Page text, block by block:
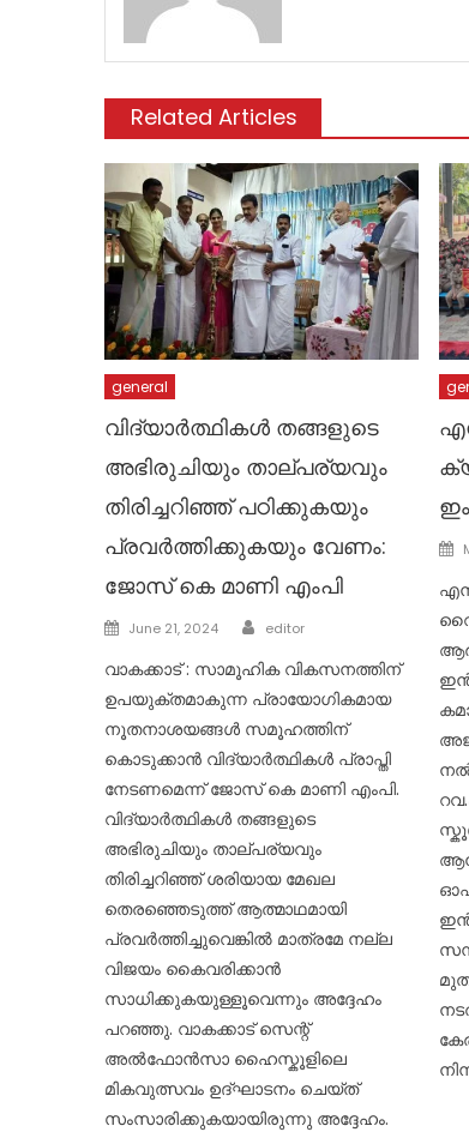
Related Articles
general
വിദ്യാർത്ഥികൾ തങ്ങളുടെ
അഭിരുചിയും താല്പര്യവും
തിരിച്ചറിഞ്ഞ് പഠിക്കുകയും
പ്രവർത്തിക്കുകയും വേണം:
ജോസ് കെ മാണി എംപി
Posted
June 21, 2024 Author
editor
വാകക്കാട് : സാമൂഹിക വികസനത്തിന്
ഉപയുക്തമാകുന്ന പ്രായോഗികമായ
നൂതനാശയങ്ങൾ സമൂഹത്തിന്
കൊടുക്കാൻ വിദ്യാർത്ഥികൾ പ്രാപ്തി
നേടണമെന്ന് ജോസ് കെ മാണി എംപി.
വിദ്യാർത്ഥികൾ തങ്ങളുടെ
അഭിരുചിയും താല്പര്യവും
തിരിച്ചറിഞ്ഞ് ശരിയായ മേഖല
തെരഞ്ഞെടുത്ത് ആത്മാഥമായി
പ്രവർത്തിച്ചുവെങ്കിൽ മാത്രമേ നല്ല
വിജയം കൈവരിക്കാൻ
സാധിക്കുകയുള്ളൂവെന്നും അദ്ദേഹം
പറഞ്ഞു. വാകക്കാട് സെന്റ്
അൽഫോൻസാ ഹൈസ്കൂളിലെ
മികവുത്സവം ഉദ്ഘാടനം ചെയ്ത്
സംസാരിക്കുകയായിരുന്നു അദ്ദേഹം.